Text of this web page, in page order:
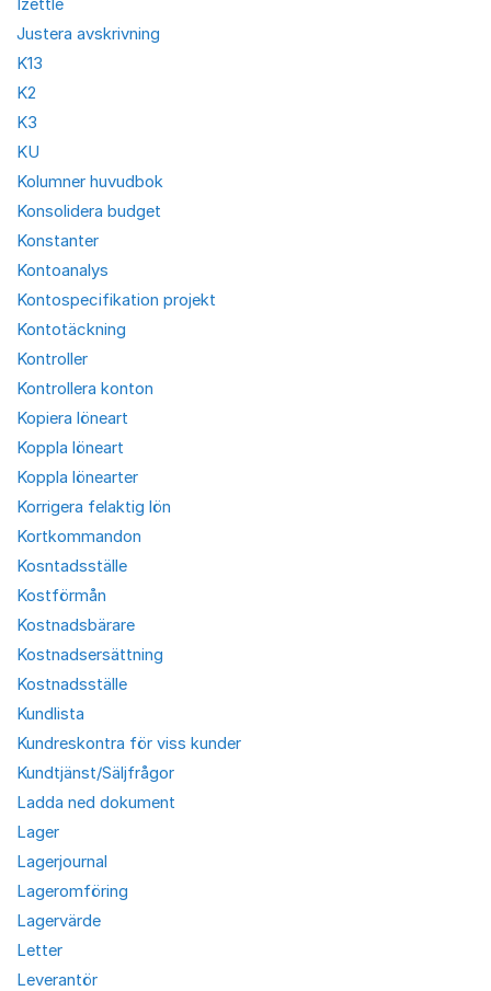
Izettle
Justera avskrivning
K13
K2
K3
KU
Kolumner huvudbok
Konsolidera budget
Konstanter
Kontoanalys
Kontospecifikation projekt
Kontotäckning
Kontroller
Kontrollera konton
Kopiera löneart
Koppla löneart
Koppla lönearter
Korrigera felaktig lön
Kortkommandon
Kosntadsställe
Kostförmån
Kostnadsbärare
Kostnadsersättning
Kostnadsställe
Kundlista
Kundreskontra för viss kunder
Kundtjänst/Säljfrågor
Ladda ned dokument
Lager
Lagerjournal
Lageromföring
Lagervärde
Letter
Leverantör